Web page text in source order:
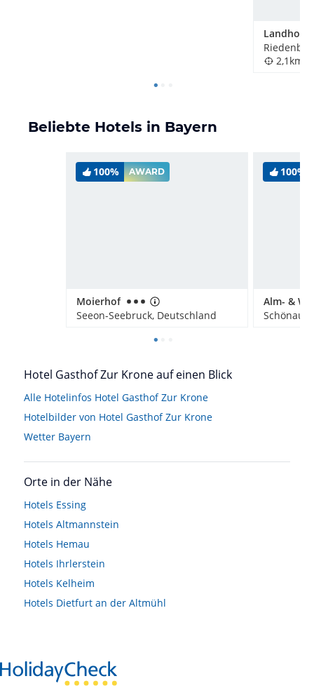
2,1km
Beliebte Hotels in Bayern
100% AWARD
Moierhof
Seeon-Seebruck, Deutschland
100%
Hotel Gasthof Zur Krone auf einen Blick
Alle Hotelinfos Hotel Gasthof Zur Krone
Hotelbilder von Hotel Gasthof Zur Krone
Wetter Bayern
Orte in der Nähe
Hotels Essing
Hotels Altmannstein
Hotels Hemau
Hotels Ihrlerstein
Hotels Kelheim
Hotels Dietfurt an der Altmühl